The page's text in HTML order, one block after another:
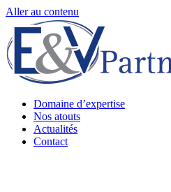
Aller au contenu
Domaine d’expertise
Nos atouts
Actualités
Contact